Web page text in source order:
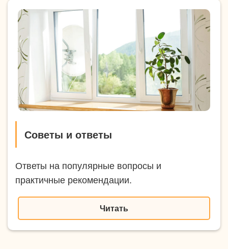
Советы и ответы
Ответы на популярные вопросы и
практичные рекомендации.
Читать